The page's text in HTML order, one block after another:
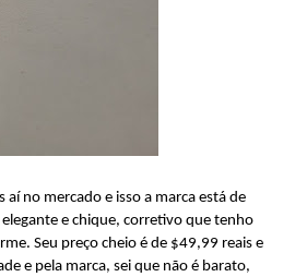
no mercado e isso a marca está de
e chique, corretivo que tenho
Seu preço cheio é de $49,99 reais e
e pela marca, sei que não é barato,